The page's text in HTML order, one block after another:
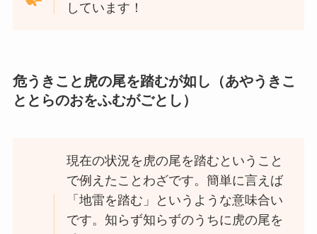
しています！
危うきこと虎の尾を踏むが如し（あやうきこ
ととらのおをふむがごとし）
現在の状況を虎の尾を踏むということ
で例えたことわざです。簡単に言えば
「地雷を踏む」というような意味合い
です。知らず知らずのうちに虎の尾を